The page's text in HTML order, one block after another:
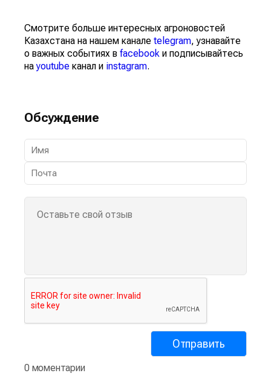
Смотрите больше интересных агроновостей
Казахстана на нашем канале telegram, узнавайте
о важных событиях в facebook и подписывайтесь
наyoutube канал и instagram.
Обсуждение
0 моментарии